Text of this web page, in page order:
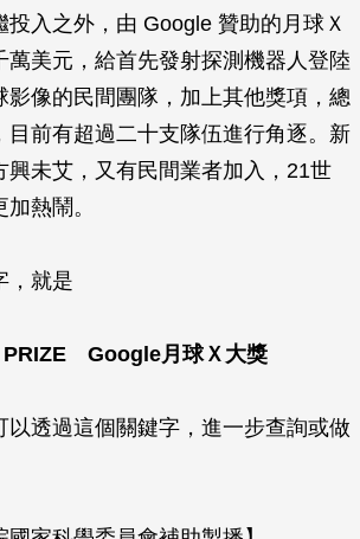
投入之外，由 Google 贊助的月球Ｘ
萬美元，給首先發射探測機器人登陸
影像的民間團隊，加上其他獎項，總
目前有超過二十支隊伍進行角逐。新
興未艾，又有民間業者加入，21世
熱鬧。
，就是
Google月球Ｘ大獎
以透過這個關鍵字，進一步查詢或做